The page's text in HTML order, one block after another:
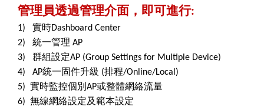
管理員透過管理介面，即可進行:
1) 實時Dashboard Center
2) 統一管理 AP
3) 群組設定AP (Group Settings for Multiple Device)
4) AP統一固件升級 (排程/Online/Local)
5) 實時監控個別 AP或整體網絡流量
6) 無線網絡設定及範本設定